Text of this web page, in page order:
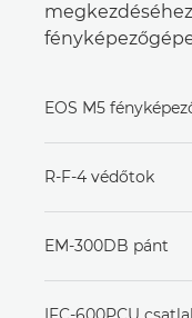
EOS M5
R-F-4 védőtok
EM-300DB pánt